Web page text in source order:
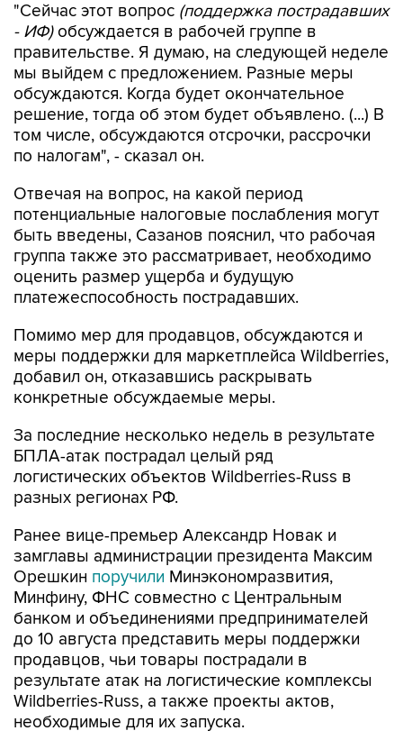
"Сейчас этот вопрос (поддержка пострадавших
- ИФ)обсуждается в рабочей группе в
правительстве. Я думаю, на следующей неделе
мы выйдем с предложением. Разные меры
обсуждаются. Когда будет окончательное
решение, тогда об этом будет объявлено. (...) В
том числе, обсуждаются отсрочки, рассрочки
по налогам", - сказал он.
Отвечая на вопрос, на какой период
потенциальные налоговые послабления могут
быть введены, Сазанов пояснил, что рабочая
группа также это рассматривает, необходимо
оценить размер ущерба и будущую
платежеспособность пострадавших.
Помимо мер для продавцов, обсуждаются и
меры поддержки для маркетплейса Wildberries,
добавил он, отказавшись раскрывать
конкретные обсуждаемые меры.
За последние несколько недель в результате
БПЛА-атак пострадал целый ряд
логистических объектов Wildberries-Russ в
разных регионах РФ.
Ранее вице-премьер Александр Новак и
замглавы администрации президента Максим
Орешкин поручили Минэкономразвития,
Минфину, ФНС совместно с Центральным
банком и объединениями предпринимателей
до 10 августа представить меры поддержки
продавцов, чьи товары пострадали в
результате атак на логистические комплексы
Wildberries-Russ, а также проекты актов,
необходимые для их запуска.